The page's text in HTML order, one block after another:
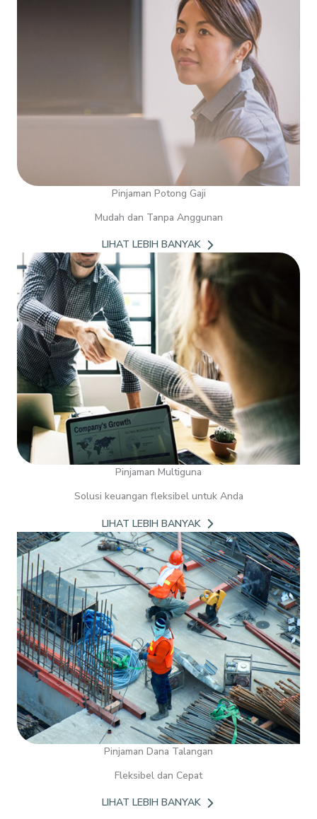
Pinjaman Potong Gaji
Mudah dan Tanpa Anggunan
LIHAT LEBIH BANYAK
Pinjaman Multiguna
Solusi keuangan fleksibel untuk Anda
LIHAT LEBIH BANYAK
Pinjaman Dana Talangan
Fleksibel dan Cepat
LIHAT LEBIH BANYAK